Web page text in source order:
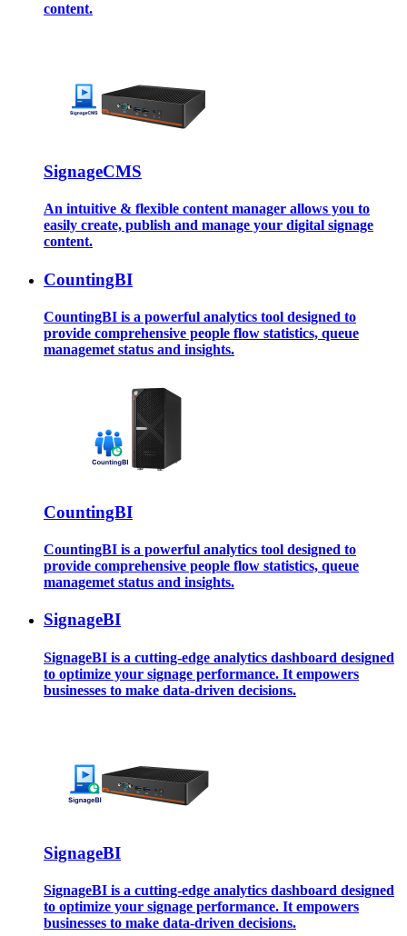
content.
SignageCMS
An intuitive & flexible content manager allows you to
easily create, publish and manage your digital signage
content.
CountingBI
CountingBI is a powerful analytics tool designed to
provide comprehensive people flow statistics, queue
managemet status and insights.
CountingBI
CountingBI is a powerful analytics tool designed to
provide comprehensive people flow statistics, queue
managemet status and insights.
SignageBI
SignageBI is a cutting-edge analytics dashboard designed
to optimize your signage performance. It empowers
businesses to make data-driven decisions.
SignageBI
SignageBI is a cutting-edge analytics dashboard designed
to optimize your signage performance. It empowers
businesses to make data-driven decisions.